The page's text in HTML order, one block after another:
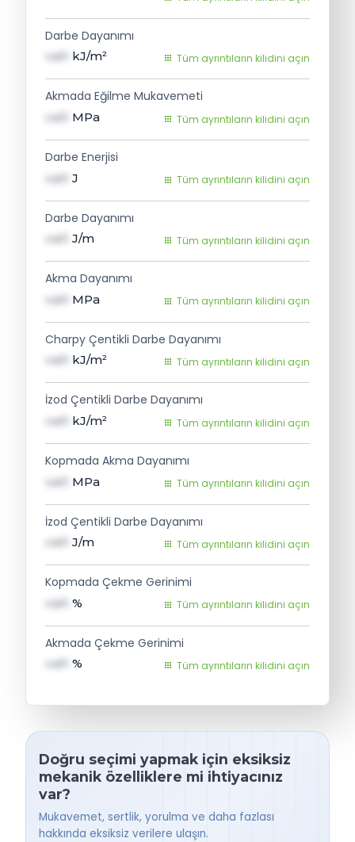
Darbe Dayanımı
val1 kJ/m² Tüm ayrıntıların kilidini açın
Akmada Eğilme Mukavemeti
val1 MPa Tüm ayrıntıların kilidini açın
Darbe Enerjisi
val1 J Tüm ayrıntıların kilidini açın
Darbe Dayanımı
val1 J/m Tüm ayrıntıların kilidini açın
Akma Dayanımı
val1 MPa Tüm ayrıntıların kilidini açın
Charpy Çentikli Darbe Dayanımı
val1 kJ/m² Tüm ayrıntıların kilidini açın
İzod Çentikli Darbe Dayanımı
val1 kJ/m² Tüm ayrıntıların kilidini açın
Kopmada Akma Dayanımı
val1 MPa Tüm ayrıntıların kilidini açın
İzod Çentikli Darbe Dayanımı
val1 J/m Tüm ayrıntıların kilidini açın
Kopmada Çekme Gerinimi
val1 % Tüm ayrıntıların kilidini açın
Akmada Çekme Gerinimi
val1 % Tüm ayrıntıların kilidini açın
Doğru seçimi yapmak için eksiksiz
mekanik özelliklere mi ihtiyacınız
var?
Mukavemet, sertlik, yorulma ve daha fazlası
hakkında eksiksiz verilere ulaşın.